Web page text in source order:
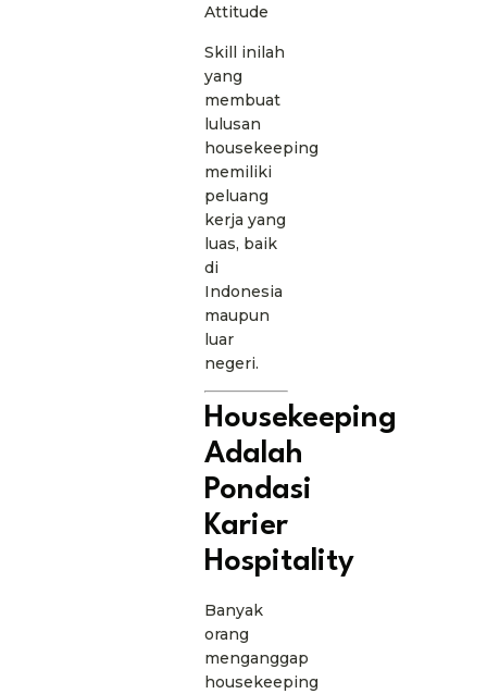
Attitude
Skill inilah
yang
membuat
lulusan
housekeeping
memiliki
peluang
kerja yang
luas, baik
di
Indonesia
maupun
luar
negeri.
Housekeeping
Adalah
Pondasi
Karier
Hospitality
Banyak
orang
menganggap
housekeeping